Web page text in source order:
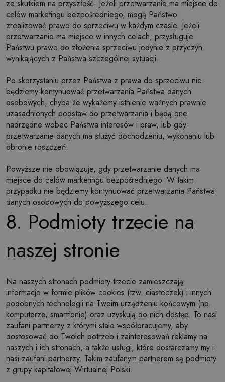
ze skutkiem na przyszłość. Jeżeli przetwarzanie ma miejsce do
celów marketingu bezpośredniego, mogą Państwo
zrealizować prawo do sprzeciwu w każdym czasie. Jeżeli
przetwarzanie ma miejsce w innych celach, przysługuje
Państwu prawo do złożenia sprzeciwu jedynie z przyczyn
wynikających z Państwa szczególnej sytuacji.
Po skorzystaniu przez Państwa z prawa do sprzeciwu nie
będziemy kontynuować przetwarzania Państwa danych
osobowych, chyba że wykażemy istnienie ważnych prawnie
uzasadnionych podstaw do przetwarzania i będą one
nadrzędne wobec Państwa interesów i praw, lub gdy
przetwarzanie danych ma służyć dochodzeniu, wykonaniu lub
obronie roszczeń.
Powyższe nie obowiązuje, gdy przetwarzanie danych ma
miejsce do celów marketingu bezpośredniego. W takim
przypadku nie będziemy kontynuować przetwarzania Państwa
danych osobowych do powyższego celu.
8. Podmioty trzecie na
naszej stronie
Na naszych stronach podmioty trzecie zamieszczają
informacje w formie plików cookies (tzw. ciasteczek) i innych
podobnych technologii na Twoim urządzeniu końcowym (np.
komputerze, smartfonie) oraz uzyskują do nich dostęp. To nasi
zaufani partnerzy z którymi stale współpracujemy, aby
dostosować do Twoich potrzeb i zainteresowań reklamy na
naszych i ich stronach, a także usługi, które dostarczamy my i
nasi zaufani partnerzy. Takim zaufanym partnerem są podmioty
z grupy kapitałowej Wirtualnej Polski.